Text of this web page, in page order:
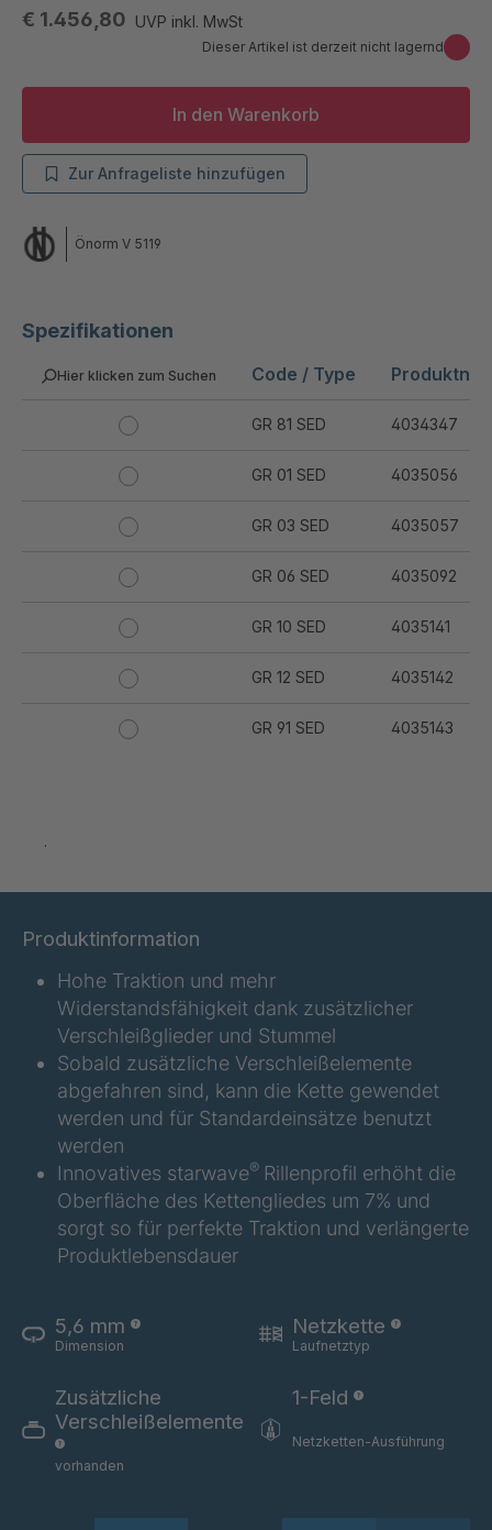
Spezifikationen
Hier klicken zum Suchen Code / Type
GR 81 SED 4034347
GR 01 SED 4035056
GR 03 SED 4035057
GR 06 SED 4035092
GR 10 SED 4035141
GR 12 SED 4035142
GR 91 SED 4035143
04925
GR 79 5 SED
GR 154 7 SED
GR-SED
24275
4040995
GR-SED 29471 4041859
GR 87 SED
GR-SED
29863
4041978
GR-SED 31631 4042294
GR-SED 32012
.
Produktinformation
Hohe Traktion und mehr
Widerstandsfähigkeit dank zusätzlicher
Verschleißglieder und Stummel
Sobald zusätzliche Verschleißelemente
abgefahren sind, kann die Kette gewendet
werden und für Standardeinsätze benutzt
werden
Innovatives starwave® Rillenprofil erhöht die
Oberfläche des Kettengliedes um 7% und
sorgt so für perfekte Traktion und verlängerte
Produktlebensdauer
5,6 mm
Dimension
Netzkette
Laufnetztyp
Zusätzliche
Verschleißelemente
vorhanden
1-Feld
Netzketten-Ausführung
€ 1.456,80 UVP inkl. MwSt
Dieser Artikel ist derzeit nicht lagernd
In den Warenkorb
Zur Anfrageliste hinzufügen
Önorm V 5119